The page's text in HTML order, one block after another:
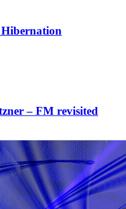
Hibernation
– FM revisited